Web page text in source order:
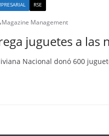
RSE
Magazine Management
juguetes a
Nacional donó 600